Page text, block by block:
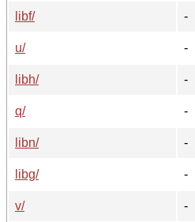
libf/
-
u/
-
libh/
-
q/
-
libn/
-
libg/
-
v/
-